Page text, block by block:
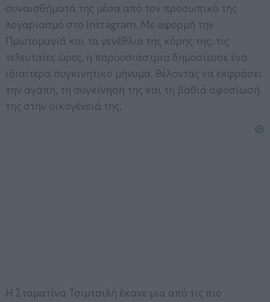
συναισθήματά της μέσα από τον προσωπικό της
λογαριασμό στο Instagram. Με αφορμή την
Πρωτομαγιά και τα γενέθλια της κόρης της, τις
τελευταίες ώρες, η παρουσιάστρια δημοσίευσε ένα
ιδιαίτερα συγκινητικό μήνυμα, θέλοντας να εκφράσει
την αγάπη, τη συγκίνησή της και τη βαθιά αφοσίωσή
της στην οικογένειά της.
Η Σταματίνα Τσιμτσιλή έκανε μια από τις πιο